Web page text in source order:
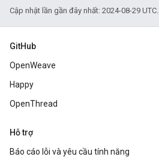
Cập nhật lần gần đây nhất: 2024-08-29 UTC.
GitHub
OpenWeave
Happy
OpenThread
Hỗ trợ
Báo cáo lỗi và yêu cầu tính năng